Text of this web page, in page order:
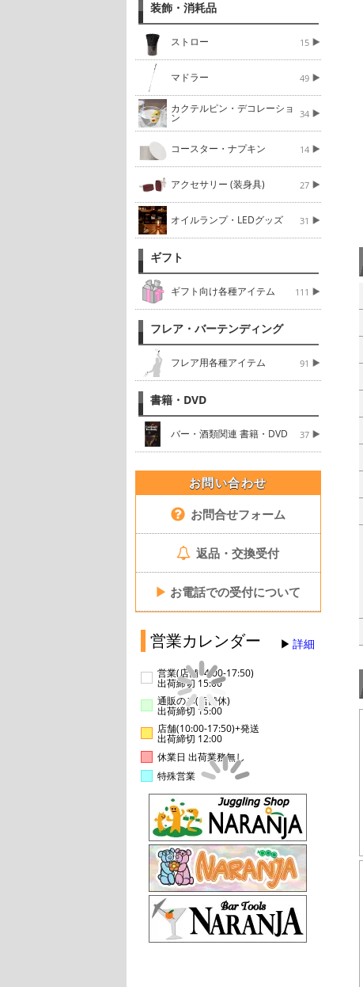
装飾・消耗品
ストロー 15
マドラー 49
カクテルピン・デコレーショ
ン 34
コースター・ナプキン 14
アクセサリー (装身具) 27
オイルランプ・LEDグッズ 31
ギフト
ギフト向け各種アイテム 111
フレア・バーテンディング
フレア用各種アイテム 91
書籍・DVD
バー・酒類関連 書籍・DVD 37
お問い合わせ
お問合せフォーム
返品・交換受付
▶ お電話での受付について
営業カレンダー 詳細
営業(店舗14:00-17:50)
出荷締切 15:00
通販のみ(店舗休)
出荷締切 15:00
店舗(10:00-17:50)+発送
出荷締切 12:00
休業日 出荷業務無し
特殊営業